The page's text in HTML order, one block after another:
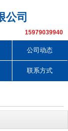
公司
15979039940
公司动态
联系方式